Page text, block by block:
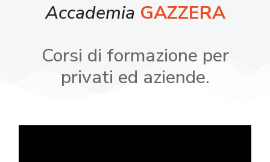
Accademia GAZZERA
Corsi di formazione per
privati ed aziende.